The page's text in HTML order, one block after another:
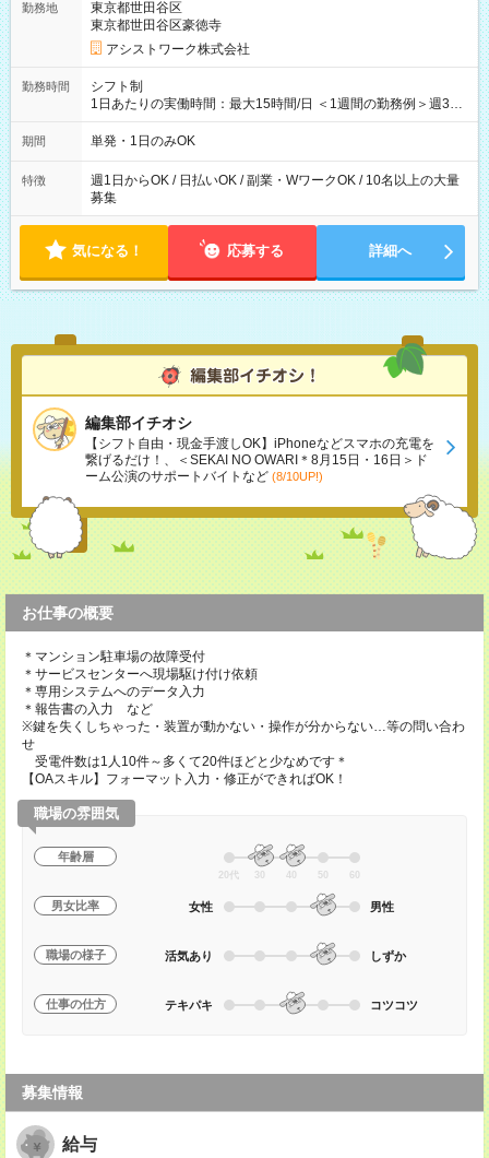
勤務地
東京都世田谷区
東京都世田谷区豪徳寺
アシストワーク株式会社
勤務時間
シフト制
1日あたりの実働時間：最大15時間/日 ＜1週間の勤務例＞週3回
勤務 勤務：月・水・金 休み：火・木・土・日 好きな時にお仕事
可能です！ ※1日あたりの最大実働時間は日勤、夜勤共に勤務し
期間 単発・1日のみOK
特徴
週1日からOK / 日払いOK / 副業・WワークOK / 10名以上の大量
募集
気になる！ 応募する 詳細へ
編集部イチオシ
【シフト自由・現金手渡しOK】iPhoneなどスマホの充電を
繋げるだけ！、＜SEKAI NO OWARI＊8月15日・16日＞ド
ーム公演のサポートバイトなど (8/10UP!)
お仕事の概要
＊マンション駐車場の故障受付
＊サービスセンターへ現場駆け付け依頼
＊専用システムへのデータ入力
＊報告書の入力 など
※鍵を失くしちゃった・装置が動かない・操作が分からない…等の問い合わ
せ
受電件数は1人10件～多くて20件ほどと少なめです＊
【OAスキル】フォーマット入力・修正ができればOK！
職場の雰囲気
年齢層
20代 30 40 50 60
男女比率 女性 男性
職場の様子 活気あり しずか
仕事の仕方 テキパキ コツコツ
募集情報
給与